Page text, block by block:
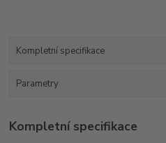
Kompletní specifikace
Parametry
Kompletní specifikace